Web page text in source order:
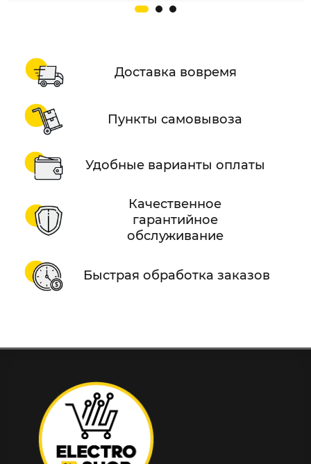
Доставка вовремя
Пункты самовывоза
Удобные варианты оплаты
Качественное
гарантийное
обслуживание
Быстрая обработка заказов